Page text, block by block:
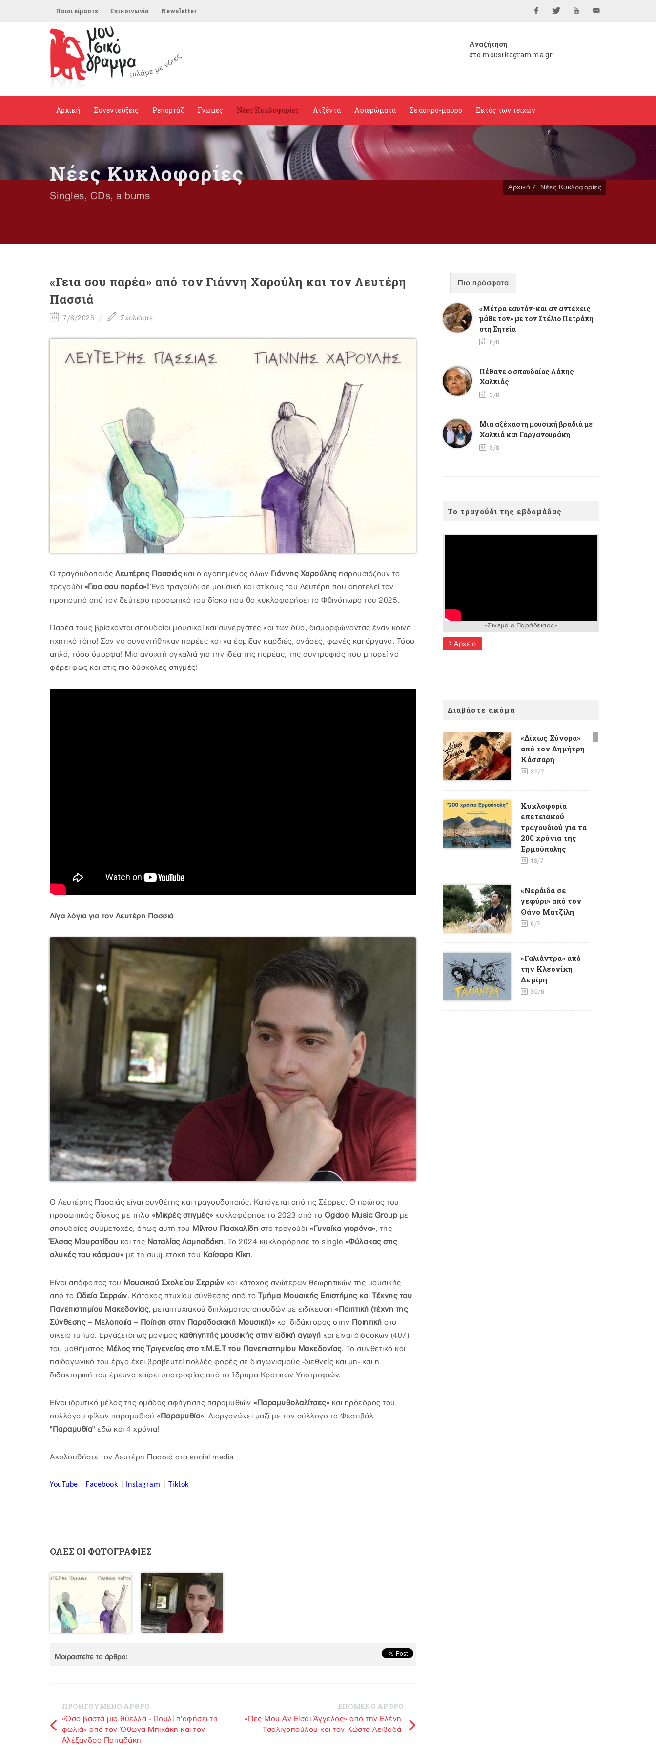
Ποιοι είμαστε Επικοινωνία Newsletter
Αναζήτηση
στο mousikogramma.gr
Αρχική Συνεντεύξεις Ρεπορτάζ Γνώμες Νέες Κυκλοφορίες Ατζέντα Αφιερώματα Σε άσπρο-μαύρο Εκτός των τειχών
Νέες Κυκλοφορίες
Singles, CDs, albums
Αρχική Νέες Κυκλοφορίες
«Γεια σου παρέα» από τον Γιάννη Χαρούλη και τον Λευτέρη
Πασσιά
7/6/2025 Σχολιάστε
Ο τραγουδοποιός Λευτέρης Πασσιάς και ο αγαπημένος όλων Γιάννης Χαρούλης παρουσιάζουν το
τραγούδι «Γεια σου παρέα»!Ένα τραγούδι σε μουσική και στίχους του Λευτέρη που αποτελεί τον
προπομπό από τον δεύτερο προσωπικό του δίσκο που θα κυκλοφορήσει το Φθινόπωρο του 2025.
Παρέα τους βρίσκονται σπουδαίοι μουσικοί και συνεργάτες και των δύο, διαμορφώνοντας έναν κοινό
ηχητικό τόπο! Σαν να συναντήθηκαν παρέες και να έσμιξαν καρδιές, ανάσες, φωνές και όργανα. Τόσο
απλά, τόσο όμορφα! Μια ανοιχτή αγκαλιά για την ιδέα της παρέας, της συντροφιάς που μπορεί να
φέρει φως και στις πιο δύσκολες στιγμές!
Λίγα λόγια για τον Λευτέρη Πασσιά
Ο Λευτέρης Πασσιάς είναι συνθέτης και τραγουδοποιός. Κατάγεται από τις Σέρρες. Ο πρώτος του
προσωπικός δίσκος με τίτλο «Μικρές στιγμές» κυκλοφόρησε το 2023 από το Ogdoo Music Group με
σπουδαίες συμμετοχές, όπως αυτή του Μίλτου Πασχαλίδη στο τραγούδι «Γυναίκα γιορόνα», της
Έλσας Μουρατίδου και της Ναταλίας Λαμπαδάκη. Το 2024 κυκλοφόρησε το single «Φύλακας στις
αλυκές του κόσμου» με τη συμμετοχή του Καίσαρα Κίκη.
Είναι απόφοιτος του Μουσικού Σχολείου Σερρών και κάτοχος ανώτερων θεωρητικών της μουσικής
από το Ωδείο Σερρών. Κάτοχος πτυχίου σύνθεσης από το Τμήμα Μουσικής Επιστήμης και Τέχνης του
Πανεπιστημίου Μακεδονίας, μεταπτυχιακού διπλώματος σπουδών με ειδίκευση «Ποιητική (τέχνη της
Σύνθεσης – Μελοποιία – Ποίηση στην Παραδοσιακή Μουσική)» και διδάκτορας στην Ποιητική στο
οικείο τμήμα. Εργάζεται ως μόνιμος καθηγητής μουσικής στην ειδική αγωγή και είναι διδάσκων (407)
του μαθήματος Μέλος της Τριγενείας στο τ.Μ.Ε.Τ του Πανεπιστημίου Μακεδονίας. Το συνθετικό και
παιδαγωγικό του έργο έχει βραβευτεί πολλές φορές σε διαγωνισμούς -διεθνείς και μη- και η
διδακτορική του έρευνα χαίρει υποτροφίας από το Ίδρυμα Κρατικών Υποτροφιών.
Είναι ιδρυτικό μέλος της ομάδας αφήγησης παραμυθιών «Παραμυθολαλίτσες» και πρόεδρος του
συλλόγου φίλων παραμυθιού «Παραμυθία». Διοργανώνει μαζί με τον σύλλογο το Φεστιβάλ
"Παραμυθία" εδώ και 4 χρόνια!
Ακολουθήστε τον Λευτέρη Πασσιά στα social media
YouTube Facebook Instagram Tiktok
ΟΛΕΣ ΟΙ ΦΩΤΟΓΡΑΦΙΕΣ
Μοιραστείτε το άρθρο:
ΠΡΟΗΓΟΥΜΕΝΟ ΑΡΘΡΟ
«Όσο βαστά μια θύελλα - Πουλί π'αφήσει τη
φωλιά» από τον Όθωνα Μπικάκη και τον
Αλέξανδρο Παπαδάκη
ΕΠΟΜΕΝΟ ΑΡΘΡΟ
«Πες Μου Αν Είσαι Άγγελος» από την Ελένη
Τσαλιγοπούλου και τον Κώστα Λειβαδά
Πιο πρόσφατα
«Μέτρα εαυτόν-και αν αντέχεις
μάθε τον» με τον Στέλιο Πετράκη
στη Σητεία
6/8
Πέθανε ο σπουδαίος Λάκης
Χαλκιάς
3/8
Mια αξέχαστη μουσική βραδιά με
Χαλκιά και Γαργανουράκη
3/8
Το τραγούδι της εβδομάδας
«Σινεμά ο Παράδεισος»
Αρχείο
Διαβάστε ακόμα
«Δίχως Σύνορα»
από τον Δημήτρη
Κάσσαρη
22/7
Κυκλοφορία
επετειακού
τραγουδιού για τα
200 χρόνια της
Ερμούπολης
13/7
«Νεράιδα σε
γεφύρι» από τον
Θάνο Ματζίλη
6/7
«Γαλιάντρα» από
την Κλεονίκη
Δεμίρη
30/6